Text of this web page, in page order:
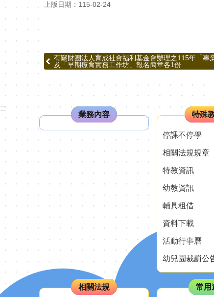
上版日期：115-02-24
有關財團法人育成社會福利基金會辦理之115年「專
及「早期療育實務工作坊」報名簡章各1份
:::
業務內容 特殊
停課不停學
相關法規規章
特教資訊
幼教資訊
輔具租借
資料下載
活動行事曆
幼兒園裁罰公
相關法規 常用